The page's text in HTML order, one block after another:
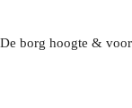
borg hoogte &